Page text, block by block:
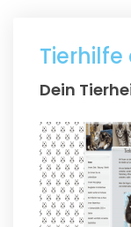
Tierhilfe
Dein